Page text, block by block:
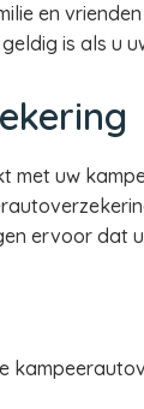
en
is als u
met uw
ervoor dat